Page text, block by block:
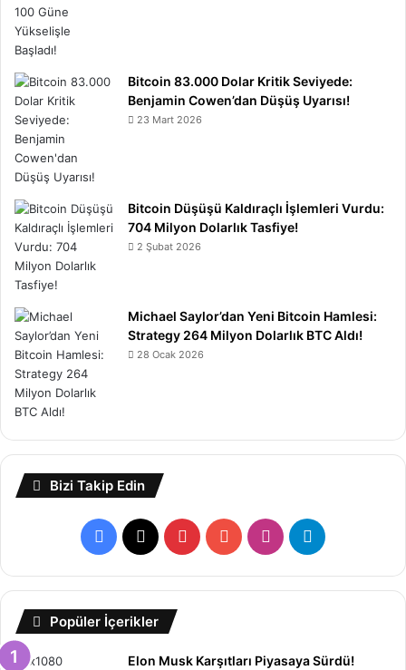
Bitcoin 83.000 Dolar Kritik Seviyede:
Benjamin Cowen’dan Düşüş Uyarısı!
23 Mart 2026
Bitcoin Düşüşü Kaldıraçlı İşlemleri Vurdu:
704 Milyon Dolarlık Tasfiye!
2 Şubat 2026
Michael Saylor’dan Yeni Bitcoin Hamlesi:
Strategy 264 Milyon Dolarlık BTC Aldı!
28 Ocak 2026
Bizi Takip Edin
Facebook
X PinterestYouTubeInstagramTelegram
Popüler İçerikler
Elon Musk Karşıtları Piyasaya Sürdü!